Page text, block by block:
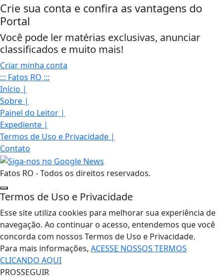
Crie sua conta e confira as vantagens do
Portal
Você pode ler matérias exclusivas, anunciar
classificados e muito mais!
Criar minha conta
::: Fatos RO :::
Início |
Sobre |
Painel do Leitor |
Expediente |
Termos de Uso e Privacidade |
Contato
Fatos RO - Todos os direitos reservados.
Termos de Uso e Privacidade
Esse site utiliza cookies para melhorar sua experiência de
navegação. Ao continuar o acesso, entendemos que você
concorda com nossos Termos de Uso e Privacidade.
Para mais informações, ACESSE NOSSOS TERMOS
CLICANDO AQUI
PROSSEGUIR